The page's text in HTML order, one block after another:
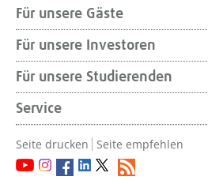
Für unsere Gäste
Für unsere Investoren
Für unsere Studierenden
Service
Seite drucken Seite empfehlen